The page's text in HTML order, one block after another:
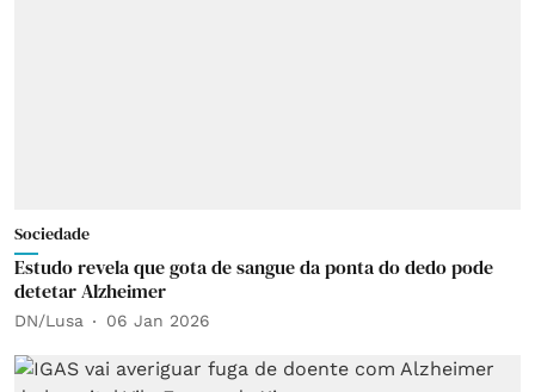
Sociedade
Estudo revela que gota de sangue da ponta do dedo pode
detetar Alzheimer
DN/Lusa 06 Jan 2026